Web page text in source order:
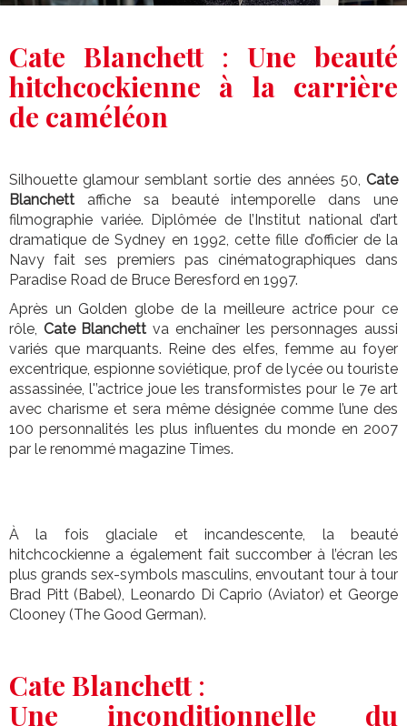
Cate Blanchett: Une beauté
hitchcockienne à la carrière
de caméléon
Silhouette glamour semblant sortie des années 50, Cate
Blanchett affiche sa beauté intemporelle dans une
filmographie variée. Diplômée de l’Institut national d’art
dramatique de Sydney en 1992, cette fille d’officier de la
Navy fait ses premiers pas cinématographiques dans
Paradise Road de Bruce Beresford en 1997.
Après un Golden globe de la meilleure actrice pour ce
rôle, Cate Blanchett va enchaîner les personnages aussi
variés que marquants. Reine des elfes, femme au foyer
excentrique, espionne soviétique, prof de lycée ou touriste
assassinée, l'’actrice joue les transformistes pour le 7e art
avec charisme et sera même désignée comme l’une des
100 personnalités les plus influentes du monde en 2007
par le renommé magazine Times.
À la fois glaciale et incandescente, la beauté
hitchcockienne a également fait succomber à l’écran les
plus grands sex-symbols masculins, envoutant tour à tour
Brad Pitt (Babel), Leonardo Di Caprio (Aviator) et George
Clooney (The Good German).
Cate Blanchett:
Une inconditionnelle du